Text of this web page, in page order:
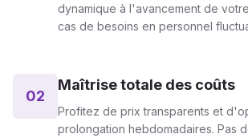
dynamique à l'avancement de
cas de besoins en personnel
02
Maîtrise totale des coûts
Profitez de prix transparents et
prolongation hebdomadaires. Pas